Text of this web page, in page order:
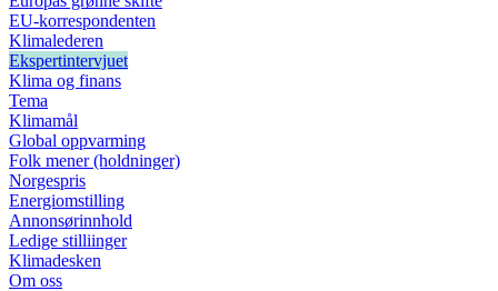
EU-korrespondenten
Klimalederen
Ekspertintervjuet
Klima og finans
Tema
Klimamål
Global oppvarming
Folk mener (holdninger)
Norgespris
Energiomstilling
Annonsørinnhold
Ledige stilliinger
Klimadesken
Om oss